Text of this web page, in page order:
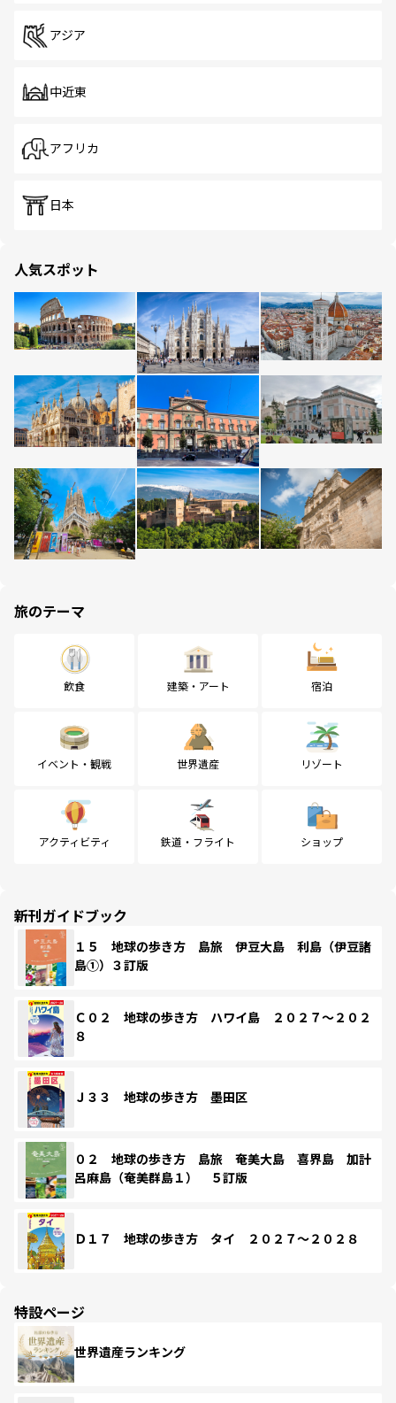
アジア
中近東
アフリカ
日本
人気スポット
旅のテーマ
飲食 建築・アート 宿泊
イベント・観戦 世界遺産 リゾート
アクティビティ 鉄道・フライト ショップ
新刊ガイドブック
１５ 地球の歩き方 島旅 伊豆大島 利島（伊豆諸
島①）３訂版
Ｃ０２ 地球の歩き方 ハワイ島 ２０２７～２０２
８
Ｊ３３ 地球の歩き方 墨田区
０２ 地球の歩き方 島旅 奄美大島 喜界島 加計
呂麻島（奄美群島１） ５訂版
Ｄ１７ 地球の歩き方 タイ ２０２７～２０２８
特設ページ
世界遺産ランキング